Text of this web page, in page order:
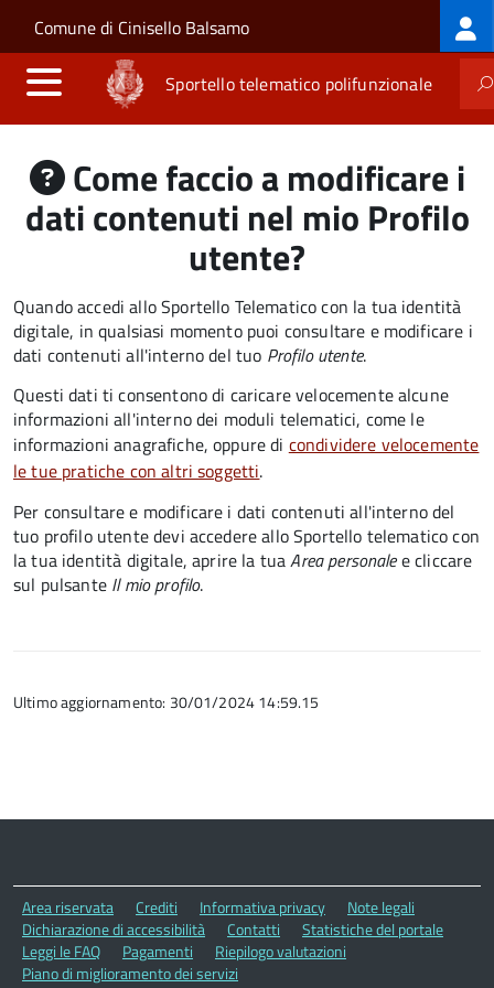
Salta al contenuto principale
Skip to site navigation
Comune di Cinisello Balsamo
Sportello telematico polifunzionale
Come faccio a modificare i
dati contenuti nel mio Profilo
utente?
Quando accedi allo Sportello Telematico con la tua identità
digitale, in qualsiasi momento puoi consultare e modificare i
dati contenuti all'interno del tuo Profilo utente.
Questi dati ti consentono di caricare velocemente alcune
informazioni all'interno dei moduli telematici, come le
informazioni anagrafiche, oppure di condividere velocemente
le tue pratiche con altri soggetti.
Per consultare e modificare i dati contenuti all'interno del
tuo profilo utente devi accedere allo Sportello telematico con
la tua identità digitale, aprire la tuaArea personalee cliccare
sul pulsante Il mio profilo.
Ultimo aggiornamento: 30/01/2024 14:59.15
Area riservata Crediti Informativa privacy
Note legali
Dichiarazione di accessibilità
Contatti
Statistiche del portale
Leggi le FAQ
Pagamenti
Riepilogo valutazioni
Piano di miglioramento dei servizi